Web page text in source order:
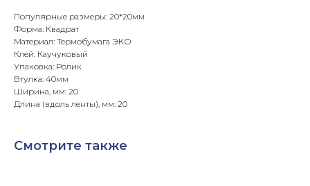
Популярные размеры: 20*20мм
Форма: Квадрат
Материал: Термобумага ЭКО
Клей: Каучуковый
Упаковка: Ролик
Втулка: 40мм
Ширина, мм: 20
Длина (вдоль ленты), мм: 20
Смотрите также